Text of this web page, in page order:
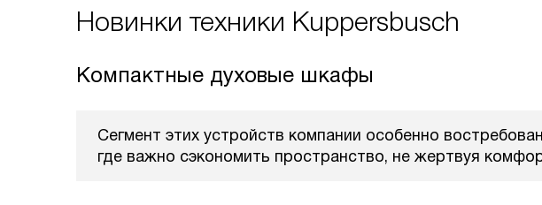
Новинки техники Kuppersbusch
Компактные духовые шкафы
Сегмент этих устройств компании особенно
где важно сэкономить пространство, не жертвуя